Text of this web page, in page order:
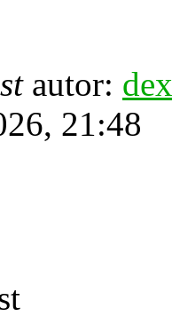
autor:
21:48